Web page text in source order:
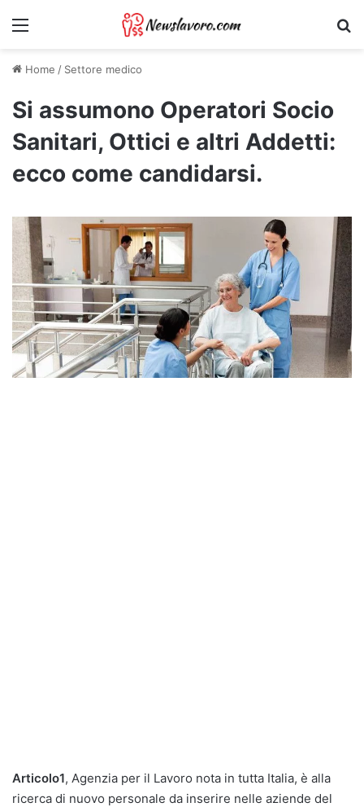
Menu
Home / Settore medico
Si assumono Operatori Socio
Sanitari, Ottici e altri Addetti:
ecco come candidarsi.
Articolo1, Agenzia per il Lavoro nota in tutta Italia, è alla
ricerca di nuovo personale da inserire nelle aziende del